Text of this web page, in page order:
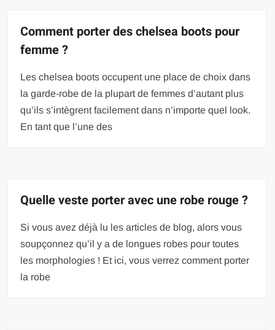
Comment porter des chelsea boots pour
femme ?
Les chelsea boots occupent une place de choix dans
la garde-robe de la plupart de femmes d’autant plus
qu’ils s’intègrent facilement dans n’importe quel look.
En tant que l’une des
Quelle veste porter avec une robe rouge ?
Si vous avez déjà lu les articles de blog, alors vous
soupçonnez qu’il y a de longues robes pour toutes
les morphologies ! Et ici, vous verrez comment porter
la robe